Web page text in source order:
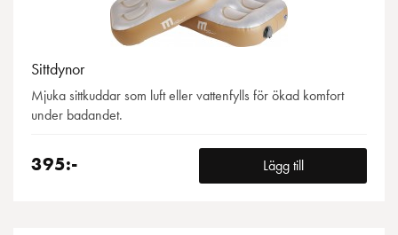
Sittdynor
Mjuka sittkuddar som luft eller vattenfylls för ökad komfort
under badandet.
395:- Lägg till